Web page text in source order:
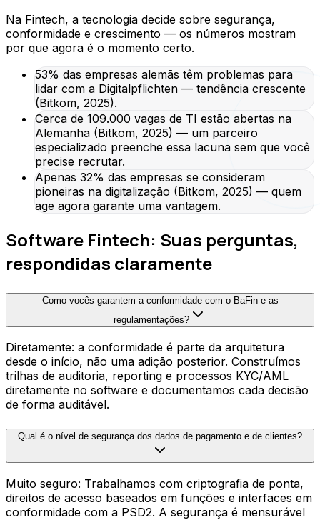
Na Fintech, a tecnologia decide sobre segurança,
conformidade e crescimento — os números mostram
por que agora é o momento certo.
53% das empresas alemãs têm problemas para
lidar com a Digitalpflichten — tendência crescente
(Bitkom, 2025).
Cerca de 109.000 vagas de TI estão abertas na
Alemanha (Bitkom, 2025) — um parceiro
especializado preenche essa lacuna sem que você
precise recrutar.
Apenas 32% das empresas se consideram
pioneiras na digitalização (Bitkom, 2025) — quem
age agora garante uma vantagem.
Software Fintech: Suas perguntas,
respondidas claramente
Como vocês garantem a conformidade com o BaFin e as
regulamentações?
Diretamente: a conformidade é parte da arquitetura
desde o início, não uma adição posterior. Construímos
trilhas de auditoria, reporting e processos KYC/AML
diretamente no software e documentamos cada decisão
de forma auditável.
Qual é o nível de segurança dos dados de pagamento e de clientes?
Muito seguro: Trabalhamos com criptografia de ponta,
direitos de acesso baseados em funções e interfaces em
conformidade com a PSD2. A segurança é mensurável